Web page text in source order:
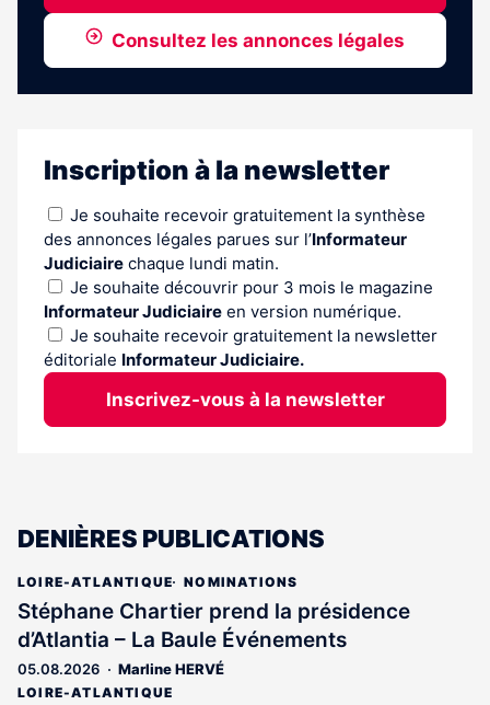
Consultez les annonces légales
Inscription à la newsletter
Je souhaite recevoir gratuitement la synthèse
des annonces légales parues sur l’Informateur
Judiciaire chaque lundi matin.
Je souhaite découvrir pour 3 mois le magazine
Informateur Judiciaire en version numérique.
Je souhaite recevoir gratuitement la newsletter
éditoriale Informateur Judiciaire.
Inscrivez-vous à la newsletter
DENIÈRES PUBLICATIONS
LOIRE-ATLANTIQUE NOMINATIONS
Stéphane Chartier prend la présidence
d’Atlantia – La Baule Événements
05.08.2026 Marline HERVÉ
LOIRE-ATLANTIQUE